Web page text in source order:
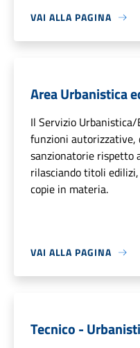
VAI ALLA PAGINA
Area Urbanistica
Il Servizio
funzioni autorizzative,
sanzionatorie rispetto
rilasciando titoli
copie in materia.
VAI ALLA PAGINA
Tecnico -